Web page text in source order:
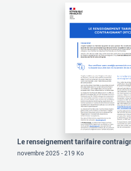
Le renseignement tarifaire
novembre 2025 - 219 Ko